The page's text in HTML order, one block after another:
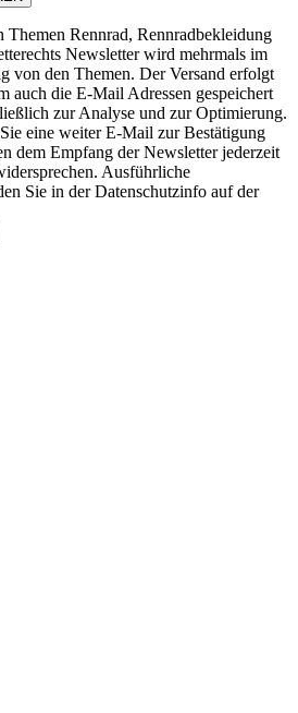
Rennrad, Rennradbekleidung
Newsletter wird mehrmals im
von den Themen. Der Versand erfolgt
auch die E-Mail Adressen gespeichert
zur Analyse und zur Optimierung.
eine weiter E-Mail zur Bestätigung
dem Empfang der Newsletter jederzeit
Ausführliche
Sie in der Datenschutzinfo auf der